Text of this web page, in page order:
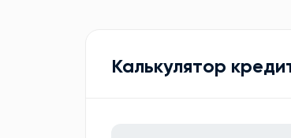
Калькулятор